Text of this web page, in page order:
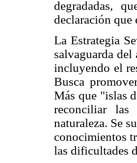
degradadas,
declaración que
La Estrategia
salvaguarda
incluyendo el
Busca
Más que "islas
reconciliar
naturaleza. Se
conocimientos
las dificultades